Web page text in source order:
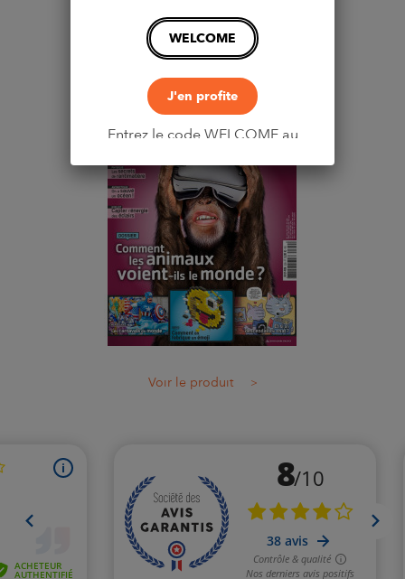
Voir le produit >
Science & vie junior
Voir le produit >
WELCOME
J'en profite
Entrez le code WELCOME au